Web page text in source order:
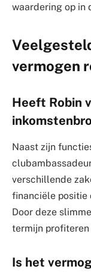
waardering op in
vermogen
Heeft Robin
Naast zijn
verschillende
financiële positie
Door deze
termijn profiteren
Is het